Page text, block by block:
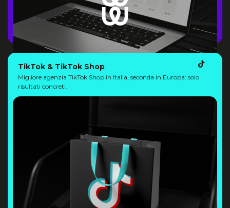
TikTok & TikTok Shop
Migliore agenzia TikTok Shop in Italia, seconda in Europa: solo
risultati concreti.